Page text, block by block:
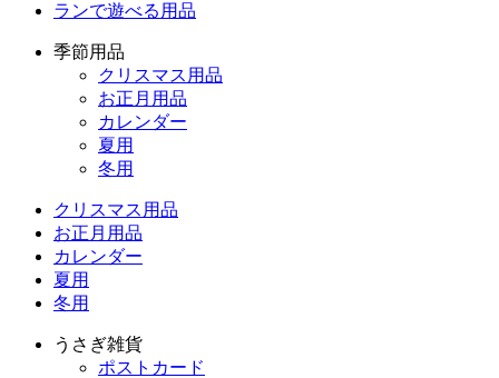
ランで遊べる用品
季節用品
クリスマス用品
お正月用品
カレンダー
夏用
冬用
クリスマス用品
お正月用品
カレンダー
夏用
冬用
うさぎ雑貨
ポストカード